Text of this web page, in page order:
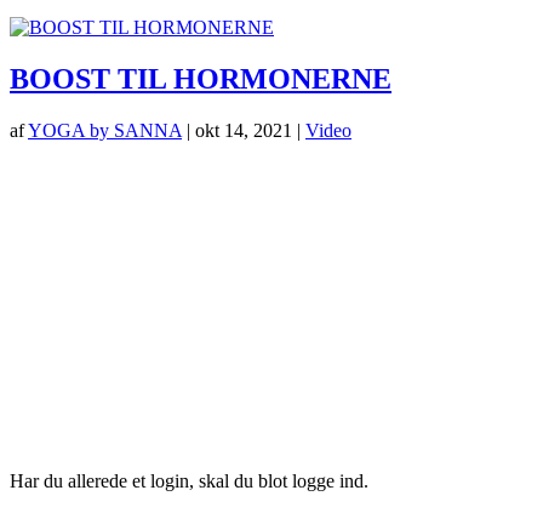
BOOST TIL HORMONERNE
afYOGA by SANNA | okt 14, 2021 | Video
Har du allerede et login, skal du blot logge ind.